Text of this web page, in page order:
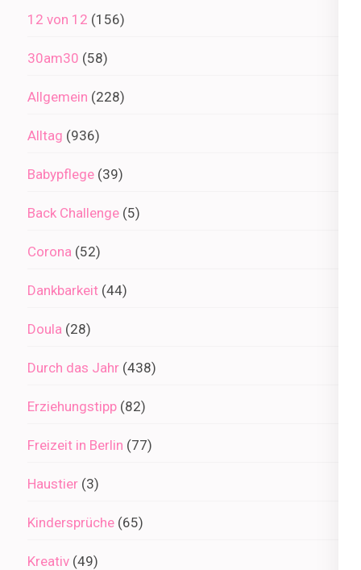
12 von 12 (156)
30am30 (58)
Allgemein (228)
Alltag (936)
Babypflege (39)
Back Challenge (5)
Corona (52)
Dankbarkeit (44)
Doula (28)
Durch das Jahr (438)
Erziehungstipp (82)
Freizeit in Berlin (77)
Haustier (3)
Kindersprüche (65)
Kreativ (49)